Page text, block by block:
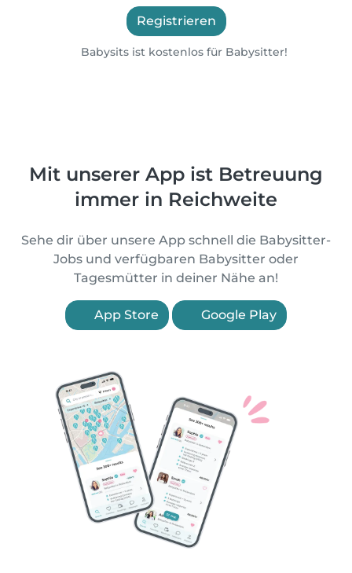
Registrieren
Babysits ist kostenlos für Babysitter!
Mit unserer App ist Betreuung
immer in Reichweite
Sehe dir über unsere App schnell die Babysitter-
Jobs und verfügbaren Babysitter oder
Tagesmütter in deiner Nähe an!
App Store Google Play